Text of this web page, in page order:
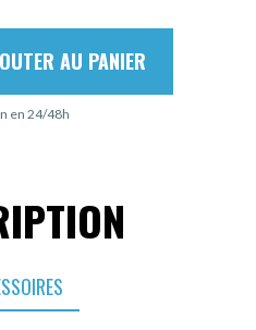
AU PANIER
en 24/48h